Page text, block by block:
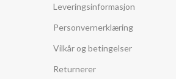
Leveringsinformasjon
Personvernerklæring
Vilkår og betingelser
Returnerer